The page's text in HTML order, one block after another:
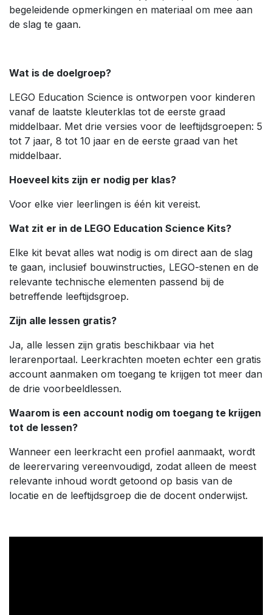
begeleidende opmerkingen en materiaal om mee aan
de slag te gaan.
Wat is de doelgroep?
LEGO Education Science is ontworpen voor kinderen
vanaf de laatste kleuterklas tot de eerste graad
middelbaar. Met drie versies voor de leeftijdsgroepen: 5
tot 7 jaar, 8 tot 10 jaar en de eerste graad van het
middelbaar.
Hoeveel kits zijn er nodig per klas?
Voor elke vier leerlingen is één kit vereist.
Wat zit er in de LEGO Education Science Kits?
Elke kit bevat alles wat nodig is om direct aan de slag
te gaan, inclusief bouwinstructies, LEGO-stenen en de
relevante technische elementen passend bij de
betreffende leeftijdsgroep.
Zijn alle lessen gratis?
Ja, alle lessen zijn gratis beschikbaar via het
lerarenportaal. Leerkrachten moeten echter een gratis
account aanmaken om toegang te krijgen tot meer dan
de drie voorbeeldlessen.
Waarom is een account nodig om toegang te krijgen
tot de lessen?
Wanneer een leerkracht een profiel aanmaakt, wordt
de leerervaring vereenvoudigd, zodat alleen de meest
relevante inhoud wordt getoond op basis van de
locatie en de leeftijdsgroep die de docent onderwijst.